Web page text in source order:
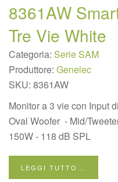
8361AW
Tre Vie White
Categoria: Serie SAM
Produttore: Genelec
SKU: 8361AW
Monitor a 3 vie con Input
Oval Woofer - Mid/
150W - 118 dB SPL
LEGGI TUTTO...